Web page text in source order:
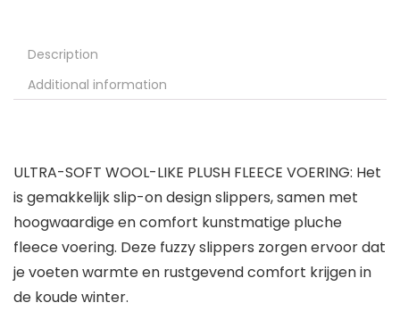
Description
Additional information
ULTRA-SOFT WOOL-LIKE PLUSH FLEECE VOERING: Het
is gemakkelijk slip-on design slippers, samen met
hoogwaardige en comfort kunstmatige pluche
fleece voering. Deze fuzzy slippers zorgen ervoor dat
je voeten warmte en rustgevend comfort krijgen in
de koude winter.